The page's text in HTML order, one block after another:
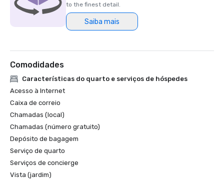
to the finest detail.
Saiba mais
Comodidades
Características do quarto e serviços de hóspedes
Acesso à Internet
Caixa de correio
Chamadas (local)
Chamadas (número gratuito)
Depósito de bagagem
Serviço de quarto
Serviços de concierge
Vista (jardim)